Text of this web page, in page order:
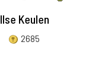
Ilse Keulen
2685